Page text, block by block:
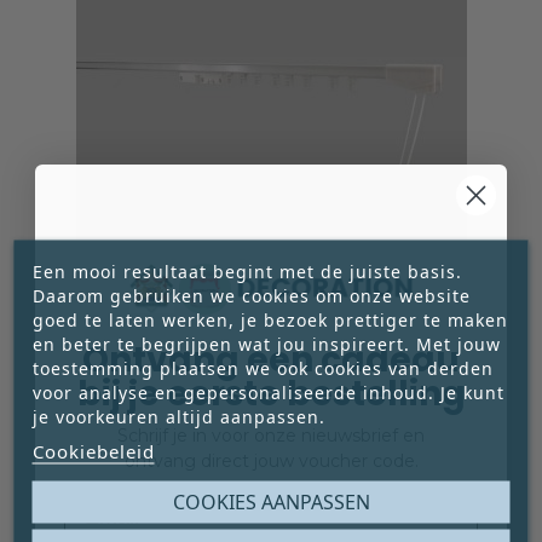
COMPLETE GORDIJNRAILS MET KOORD
BEDIENING WIT IN VERSCHILLENDE LENGTES
Witte gordijnrail met koordbediening. Compleet
met runners en eindstoppen. Voor
plafondmontage. Beschikbaar in verschillende
lengtes, eenvoudig op maat te maken.
 
€ 37,75
Een mooi resultaat begint met de juiste basis.
Daarom gebruiken we cookies om onze website
goed te laten werken, je bezoek prettiger te maken
en beter te begrijpen wat jou inspireert. Met jouw
toestemming plaatsen we ook cookies van derden
voor analyse en gepersonaliseerde inhoud. Je kunt
je voorkeuren altijd aanpassen.
Cookiebeleid
COOKIES AANPASSEN
Ontvang een cadeau
bij je eerste bestelling
ontvang direct jouw voucher code.